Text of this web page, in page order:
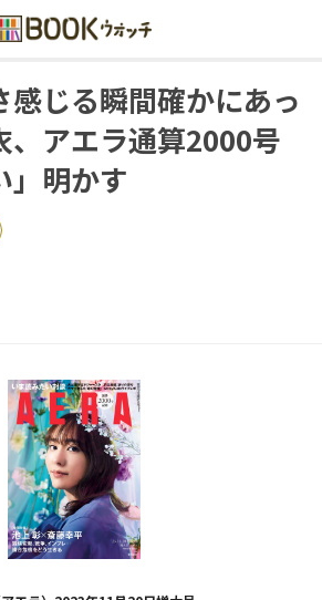
感じる瞬間確かにあっ
、アエラ通算2000号
」明かす